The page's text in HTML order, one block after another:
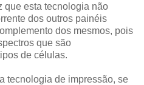
que esta tecnologia não
dos outros painéis
dos mesmos, pois
que são
de células.
tecnologia de impressão, se